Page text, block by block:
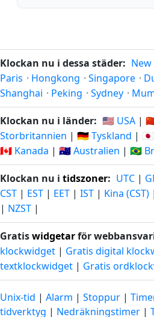
Klockan nu i dessa städer: New
Paris · Hongkong · Singapore ·
Shanghai · Peking · Sydney ·
Klockan nu i länder: 🇺🇸 USA |
Storbritannien | 🇩🇪 Tyskland |
🇨🇦 Kanada | 🇦🇺 Australien | 🇧🇷
Klockan nu i tidszoner: UTC |
CST | EST | EET | IST | Kina (CST) |
| NZST |
Gratiswidgetarför
klockwidget | Gratis digital
textklockwidget | Gratis
Unix-tid | Alarm | Stoppur |
tidverktyg | Nedräkningstimer |